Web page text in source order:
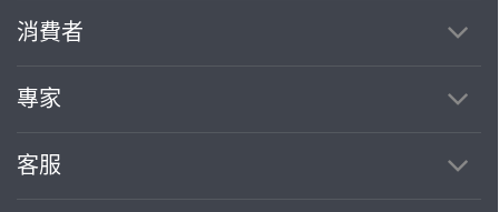
消費者
專家
客服